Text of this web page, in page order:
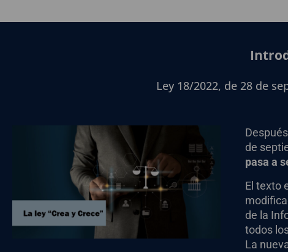
Ley 18/2022, de 28 de
de
pasa a
El texto
de la
todos
La